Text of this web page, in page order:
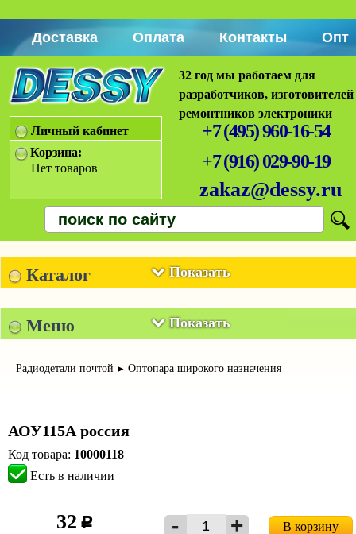
Доставка Оплата Контакты Опт
32 год мы работаем для
разработчиков,
ремонтников электроники
+7 (495) 960-16-54
+7 (916) 029-90-19
zakaz@dessy.ru
Личный кабинет
Корзина:
Нет товаров
Показать
Каталог
Показать
Меню
Радиодетали почтой ► Оптопара широкого назначения
АОУ115А россия
Код товара: 10000118
Есть в наличии
32 c
В корзину